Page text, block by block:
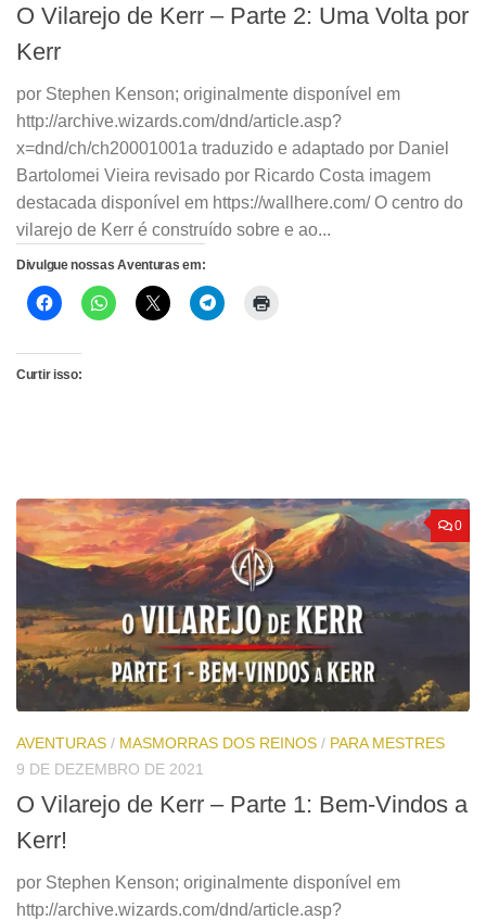
O Vilarejo de Kerr – Parte 2: Uma Volta por
Kerr
por Stephen Kenson; originalmente disponível em
http://archive.wizards.com/dnd/article.asp?
x=dnd/ch/ch20001001a traduzido e adaptado por Daniel
Bartolomei Vieira revisado por Ricardo Costa imagem
destacada disponível em https://wallhere.com/ O centro do
vilarejo de Kerr é construído sobre e ao...
Divulgue nossas Aventuras em:
Curtir isso:
0
AVENTURAS / MASMORRAS DOS REINOS / PARA MESTRES
9 DE DEZEMBRO DE 2021
O Vilarejo de Kerr – Parte 1: Bem-Vindos a
Kerr!
por Stephen Kenson; originalmente disponível em
http://archive.wizards.com/dnd/article.asp?